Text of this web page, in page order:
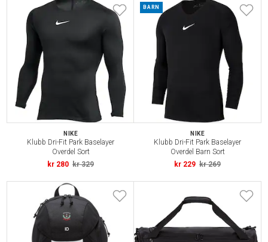
NIKE
Klubb Dri-Fit Park Baselayer
Overdel Sort
kr 280 kr 329
BARN
NIKE
Klubb Dri-Fit Park Baselayer
Overdel Barn Sort
kr 229 kr 269